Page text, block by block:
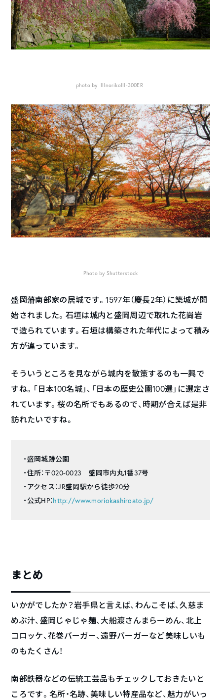
photo by lllnorikolll-300ER
Photo by Shutterstock
盛岡藩南部家の居城です。1597年（慶長2年）に築城が開
始されました。石垣は城内と盛岡周辺で取れた花崗岩
で造られています。石垣は構築された年代によって積み
方が違っています。
そういうところを見ながら城内を散策するのも一興で
すね。「日本100名城」、「日本の歴史公園100選」に選定さ
れています。桜の名所でもあるので、時期が合えば是非
訪れたいですね。
・盛岡城跡公園
・住所： 〒020-0023 盛岡市内丸1番37号
・アクセス：JR盛岡駅から徒歩20分
・公式HP：http://www.moriokashiroato.jp/
まとめ
いかがでしたか？岩手県と言えば、わんこそば、久慈ま
めぶ汁、盛岡じゃじゃ麺、大船渡さんまらーめん、北上
コロッケ、花巻バーガー、遠野バーガーなど美味しいも
のもたくさん！
南部鉄器などの伝統工芸品もチェックしておきたいと
ころです。名所・名跡、美味しい特産品など、魅力がいっ